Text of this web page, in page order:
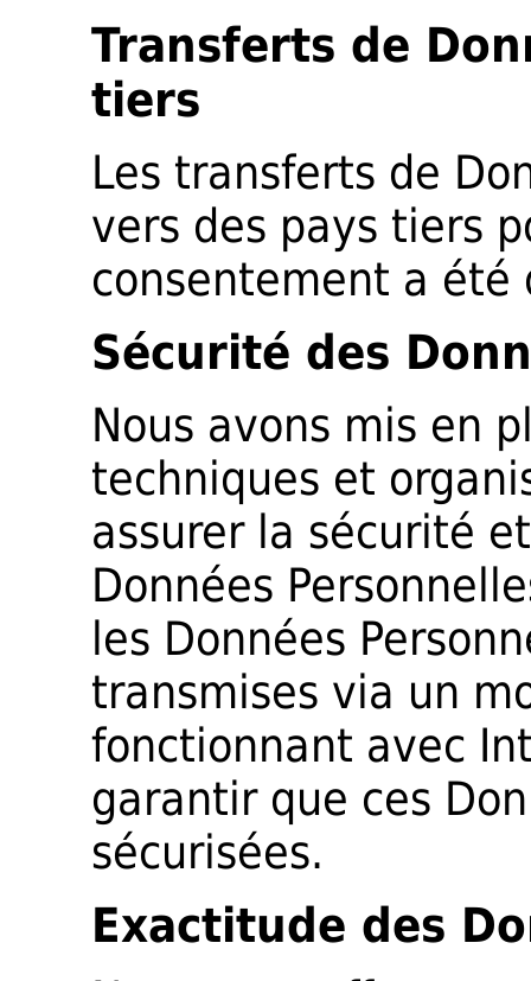
Transferts de
tiers
Les transferts de
vers des pays tiers
consentement a été
Sécurité des
Nous avons mis en
techniques et
assurer la sécurité
Données
les Données
transmises via un
fonctionnant avec
garantir que ces
sécurisées.
Exactitude des